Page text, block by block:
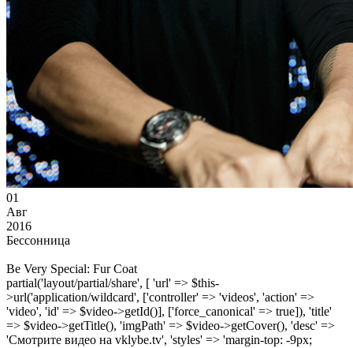
01
Авг
2016
Бессонница
Be Very Special: Fur Coat
partial('layout/partial/share', [ 'url' => $this-
>url('application/wildcard', ['controller' => 'videos', 'action' =>
'video', 'id' => $video->getId()], ['force_canonical' => true]), 'title'
=> $video->getTitle(), 'imgPath' => $video->getCover(), 'desc' =>
'Смотрите видео на vklybe.tv', 'styles' => 'margin-top: -9px;